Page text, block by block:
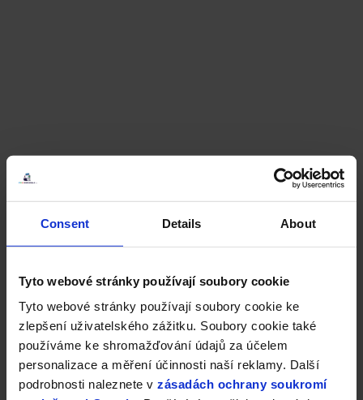
Consent Details About
Tyto webové stránky používají soubory cookie
Tyto webové stránky používají soubory cookie ke
zlepšení uživatelského zážitku. Soubory cookie také
používáme ke shromažďování údajů za účelem
personalizace a měření účinnosti naší reklamy. Další
podrobnosti naleznete v zásadách ochrany soukromí